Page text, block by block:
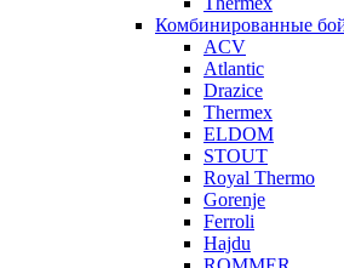
Комбинированные
ACV
Atlantic
Drazice
Thermex
ELDOM
STOUT
Royal Thermo
Gorenje
Ferroli
Hajdu